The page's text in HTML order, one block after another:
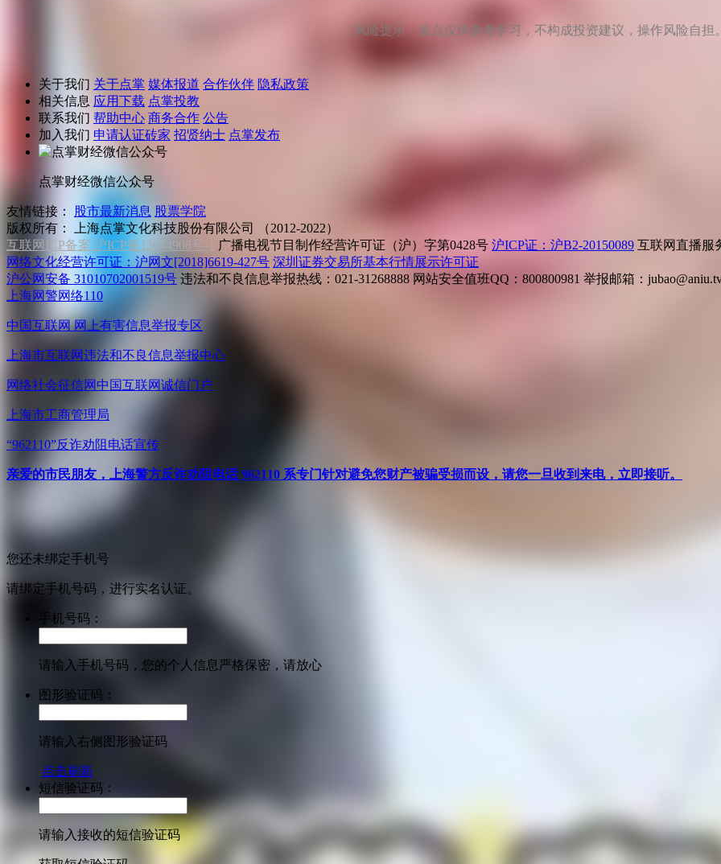
风险提示：观点仅供参考学习，不构成投资建议，操作风险自担
关于我们 关于点掌 媒体报道 合作伙伴 隐私政策
相关信息 应用下载 点掌投教
联系我们 帮助中心 商务合作 公告
加入我们 申请认证砖家 招贤纳士 点掌发布
点掌财经微信公众号
友情链接： 股市最新消息 股票学院
版权所有：
上海点掌文化科技股份有限公司 （2012-2022）
互联网ICP备案 沪ICP备13044908号-1
广播电视节目制作经营许可证（沪）字第0428号 沪ICP证：沪B2-20150089 互联网直播服
网络文化经营许可证：沪网文[2018]6619-427号 深圳证券交易所基本行情展示许可证
沪公网安备 31010702001519号 违法和不良信息举报热线：021-31268888 网站安全值班QQ：800800981 举报邮箱：
上海网警网络110
中国互联网 网上有害信息举报专区
上海市互联网违法和不良信息举报中心
网络社会征信网 中国互联网诚信门户
上海市工商管理局
“962110”反诈劝阻电话宣传
亲爱的市民朋友，上海警方反诈劝阻电话 962110 系专门针对避免您财产被骗受损而设，请您一旦收到来电，立即接听。
您还未绑定手机号
请绑定手机号码，进行实名认证。
手机号码：
请输入手机号码，您的个人信息严格保密，请放心
图形验证码：
请输入右侧图形验证码
点击刷新
短信验证码：
请输入接收的短信验证码